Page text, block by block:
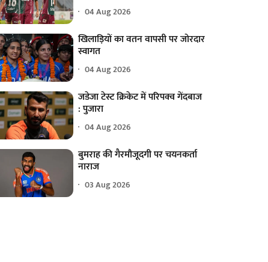
04 Aug 2026
खिलाड़ियों का वतन वापसी पर जोरदार
स्वागत
04 Aug 2026
जडेजा टेस्ट क्रिकेट में परिपक्व गेंदबाज
: पुजारा
04 Aug 2026
बुमराह की गैरमौजूदगी पर चयनकर्ता
नाराज
03 Aug 2026